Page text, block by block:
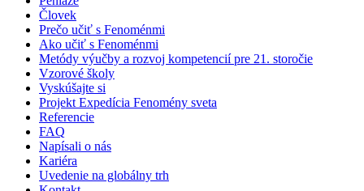
Človek
Prečo učiť s Fenoménmi
Ako učiť s Fenoménmi
Metódy výučby a rozvoj kompetencií pre 21. storočie
Vzorové školy
Vyskúšajte si
Projekt Expedícia Fenomény sveta
Referencie
FAQ
Napísali o nás
Kariéra
Uvedenie na globálny trh